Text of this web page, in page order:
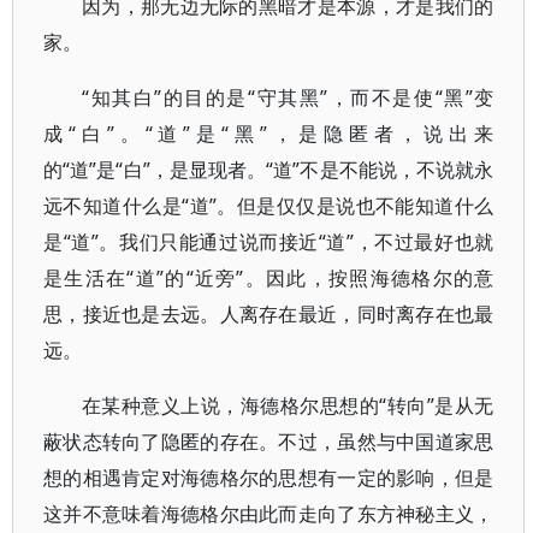
因为，那无边无际的黑暗才是本源，才是我们的
家。
“知其白”的目的是“守其黑”，而不是使“黑”变
成“白”。“道”是“黑”，是隐匿者，说出来
的“道”是“白”，是显现者。“道”不是不能说，不说就永
远不知道什么是“道”。但是仅仅是说也不能知道什么
是“道”。我们只能通过说而接近“道”，不过最好也就
是生活在“道”的“近旁”。因此，按照海德格尔的意
思，接近也是去远。人离存在最近，同时离存在也最
远。
在某种意义上说，海德格尔思想的“转向”是从无
蔽状态转向了隐匿的存在。不过，虽然与中国道家思
想的相遇肯定对海德格尔的思想有一定的影响，但是
这并不意味着海德格尔由此而走向了东方神秘主义，